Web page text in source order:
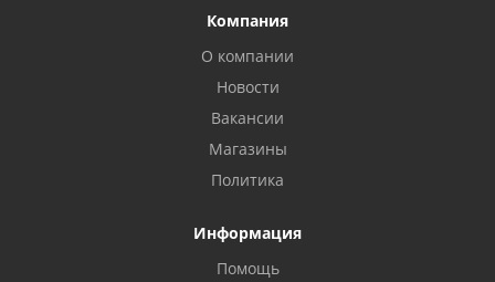
Компания
О компании
Новости
Вакансии
Магазины
Политика
Информация
Помощь